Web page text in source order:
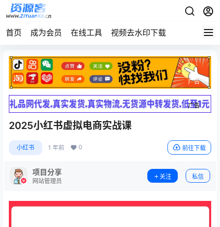
首页 成为会员 在线工具 视频去水印下载
广告
广告
2025小红书虚拟电商实战课
小红书 1 年前 0 前往下载
项目分享
网站管理员
关注 私信